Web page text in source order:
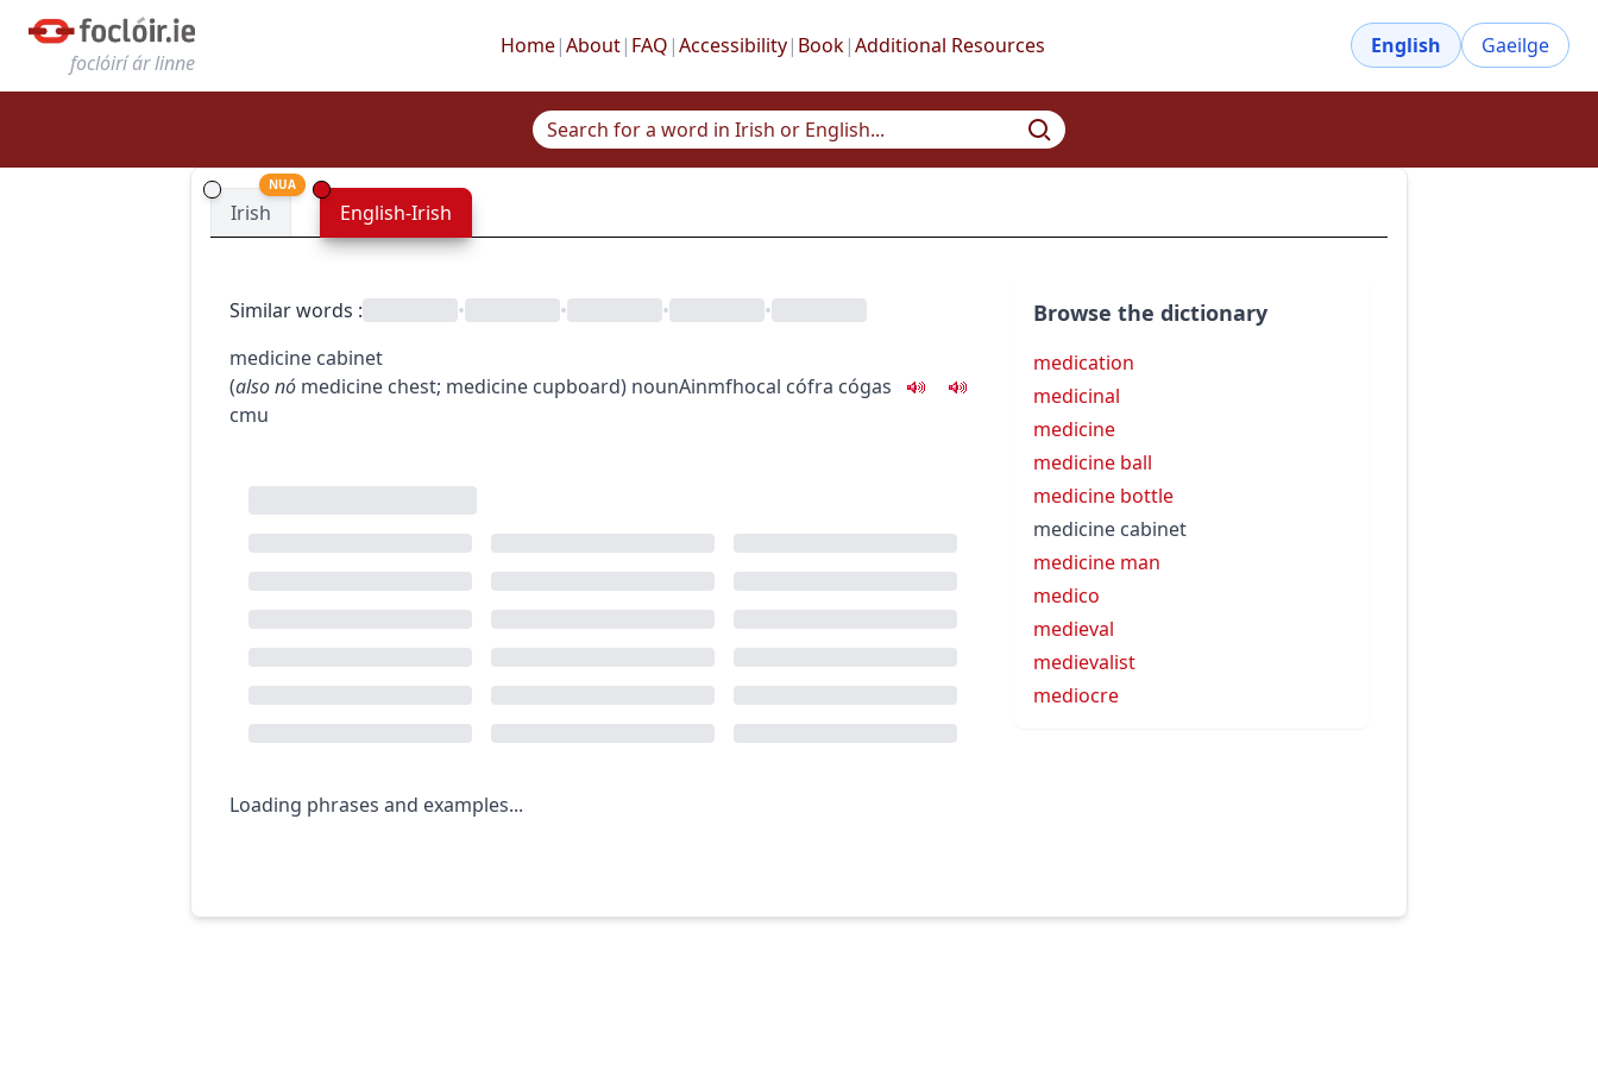
foclóirí ár linne
Home|About| FAQ |Accessibility| Book|Additional Resources English Gaeilge
Irish
NUA
English-Irish
Similar words : • • •
•
medicine cabinet
(alsonó medicine chest; medicine cupboard) nounAinmfhocal cófra cógas
cmu
Loading phrases and examples...
Browse the dictionary
medication
medicinal
medicine
medicine ball
medicine bottle
medicine cabinet
medicine man
medico
medieval
medievalist
mediocre